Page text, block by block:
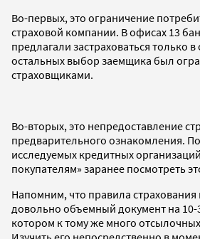
Во-первых, это ограничение
страховой компании. В офисах 13
предлагали застраховаться только
остальных выбор заемщика был
страховщиками.
Во-вторых, это непредоставление
предварительного ознакомления.
исследуемых кредитных
покупателям» заранее посмотреть
Напомним, что правила
довольно объемный документ на 10-
котором к тому же много